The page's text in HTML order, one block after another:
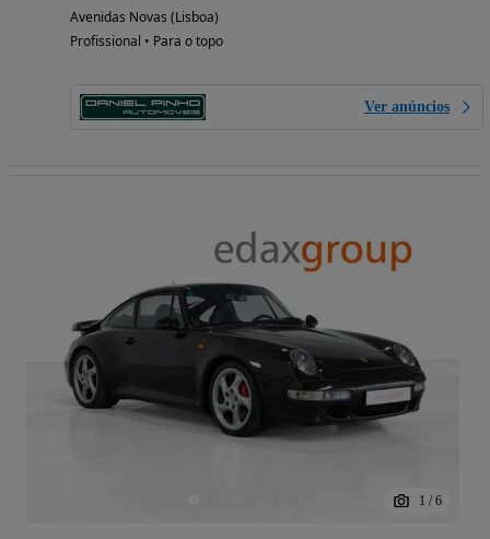
Avenidas Novas (Lisboa)
Profissional • Para o topo
Ver anúncios
1 / 6